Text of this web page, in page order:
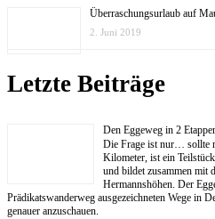
Überraschungsurlaub auf
2. Juni 2019
Letzte Beiträge
Den Eggeweg in 2
Die Frage ist nur… sollte
Kilometer, ist ein
und bildet zusammen mit
Hermannshöhen. Der
Prädikatswanderweg ausgezeichneten Wege in
genauer anzuschauen.